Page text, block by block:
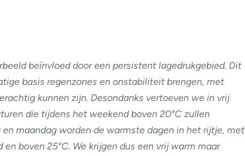
beïnvloed door een persistent lagedrukgebied. Dit
basis regenzones en onstabiliteit brengen, met
kunnen zijn. Desondanks vertoeven we in vrij
die tijdens het weekend boven 20°C zullen
maandag worden de warmste dagen in het rijtje, met
boven 25°C. We krijgen dus een vrij warm maar